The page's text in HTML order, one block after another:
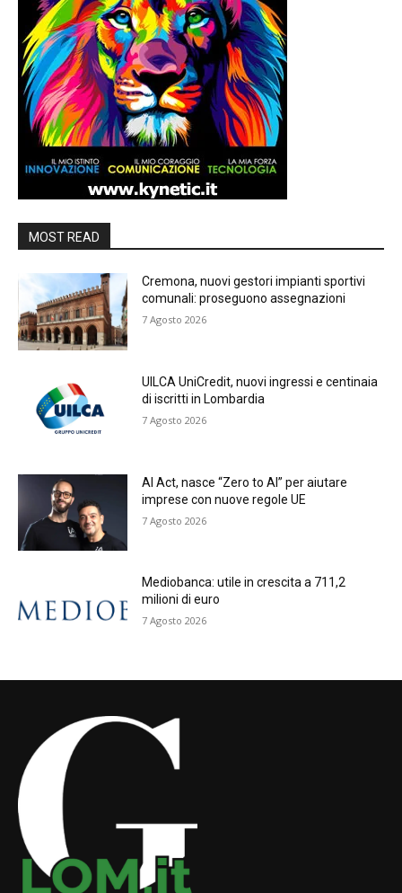
MOST READ
Cremona, nuovi gestori impianti sportivi
comunali: proseguono assegnazioni
7 Agosto 2026
UILCA UniCredit, nuovi ingressi e centinaia
di iscritti in Lombardia
7 Agosto 2026
AI Act, nasce “Zero to AI” per aiutare
imprese con nuove regole UE
7 Agosto 2026
Mediobanca: utile in crescita a 711,2
milioni di euro
7 Agosto 2026